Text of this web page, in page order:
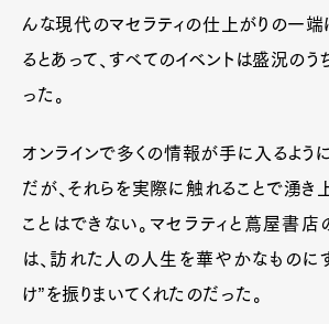
んな現代のマセラティの仕上がりの一端
るとあって、すべてのイベントは盛況の
った。
オンラインで多くの情報が手に入るよう
だが、それらを実際に触れることで湧き
ことはできない。マセラティと蔦屋書店
は、訪れた人の人生を華やかなものに
け”を振りまいてくれたのだった。